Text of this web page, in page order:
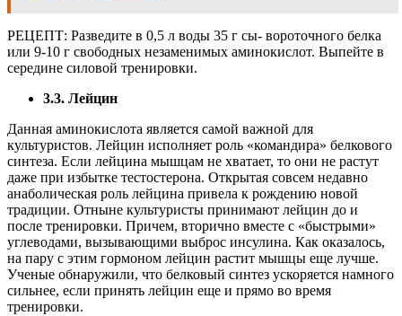
РЕЦЕПТ: Разведите в 0,5 л воды 35 г сы- вороточного белка
или 9-10 г свободных незаменимых аминокислот. Выпейте в
середине силовой тренировки.
3.3. Лейцин
Данная аминокислота является самой важной для
культуристов. Лейцин исполняет роль «командира» белкового
синтеза. Если лейцина мышцам не хватает, то они не растут
даже при избытке тестостерона. Открытая совсем недавно
анаболическая роль лейцина привела к рождению новой
традиции. Отныне культуристы принимают лейцин до и
после тренировки. Причем, вторично вместе с «быстрыми»
углеводами, вызывающими выброс инсулина. Как оказалось,
на пару с этим гормоном лейцин растит мышцы еще лучше.
Ученые обнаружили, что белковый синтез ускоряется намного
сильнее, если принять лейцин еще и прямо во время
тренировки.